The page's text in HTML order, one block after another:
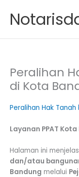
content
Peralihan
di Kota
Peralihan Hak
Layanan PPAT
Halaman ini
dan/atau
Bandung melalui